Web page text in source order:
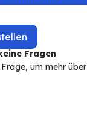
Fragen
Frage, um mehr